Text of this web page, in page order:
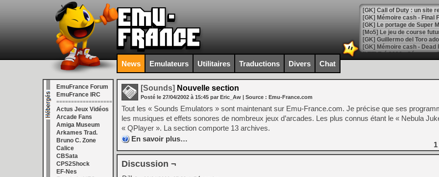
[GK] Le portage de Super
[Mo5] Le jeu de course
[GK] Guillermo del Toro
[LTF] Eté 2026 - Séquence
[GK] Mistfall Hunter :
[GK] Wo Long 2 évolue
[GK] Crossfire : un TPS à
[LS] [PS5] Premiers
[Mo5] DOOM arrive en
[GK] Bethesda fête les 30
[GK] Roblox : l'action en
News Emulateurs Utilitaires Traductions Divers Chat
EmuFrance Forum
EmuFrance IRC
===================
Actus Jeux Vidéos
Arcade Fans
Amiga Museum
Arkames Trad.
Bruno C. Zone
Calice
CBSata
CPS2Shock
EF-Nes
[Sounds] Nouvelle section
Posté le 27/04/2002 à 15:45 par Eric_Aw | Source : Emu-France.com
Tout les « Sounds Emulators » sont maintenant sur Emu-France.com. Je précise que ses
les musiques et effets sonores de nombreux jeux d’arcades. Les plus connus étant le « Nebula
« QPlayer ». La section comporte 13 archives.
En savoir plus…
1
Discussion ¬